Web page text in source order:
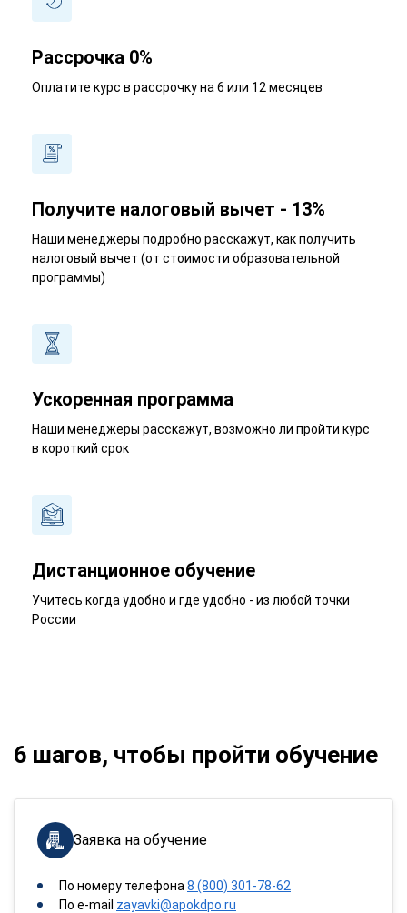
Рассрочка 0%
Оплатите курс в рассрочку на 6 или 12 месяцев
Получите налоговый вычет - 13%
Наши менеджеры подробно расскажут, как получить
налоговый вычет (от стоимости образовательной
программы)
Ускоренная программа
Наши менеджеры расскажут, возможно ли пройти курс
в короткий срок
Дистанционное обучение
Учитесь когда удобно и где удобно - из любой точки
России
6 шагов, чтобы пройти обучение
Заявка на обучение
По номеру телефона 8 (800) 301-78-62
По e-mail zayavki@apokdpo.ru